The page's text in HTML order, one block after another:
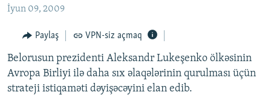
qayıt
#ƏSLINDƏ
FƏRQƏ BAX
QANUNI DOĞRU
ARAŞDIRMA
İyun 09, 2009
Paylaş VPN-siz açmaq
Belorusun prezidenti Aleksandr Lukeşenko ölkəsinin
Avropa Birliyi ilə daha sıx əlaqələrinin qurulması üçün
strateji istiqaməti dəyişəcəyini elan edib.